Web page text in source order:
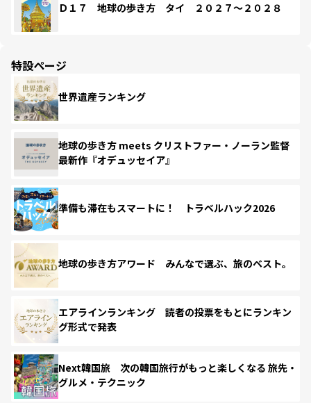
Ｄ１７ 地球の歩き方 タイ ２０２７～２０２８
特設ページ
世界遺産ランキング
地球の歩き方 meets クリストファー・ノーラン監督
最新作『オデュッセイア』
準備も滞在もスマートに！ トラベルハック2026
地球の歩き方アワード みんなで選ぶ、旅のベスト。
エアラインランキング 読者の投票をもとにランキン
グ形式で発表
Next韓国旅 次の韓国旅行がもっと楽しくなる 旅先・
グルメ・テクニック